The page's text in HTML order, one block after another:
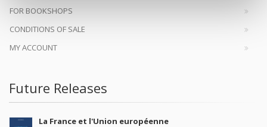
FOR BOOKSHOPS
CONDITIONS OF SALE
MY ACCOUNT
Future Releases
La France et l'Union européenne